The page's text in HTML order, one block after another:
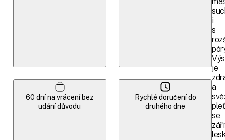
60 dní na vrácení bez
udání důvodu
Rychlé doručení do
druhého dne
i
s
je
a
se